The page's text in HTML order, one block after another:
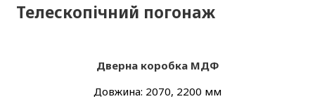
Телескопічний погонаж
Дверна коробка МДФ
Довжина: 2070, 2200 мм